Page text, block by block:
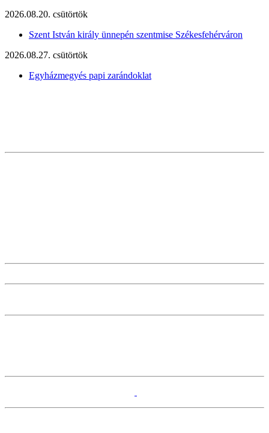
2026.08.20. csütörtök
Szent István király ünnepén szentmise Székesfehérváron
2026.08.27. csütörtök
Egyházmegyés papi zarándoklat